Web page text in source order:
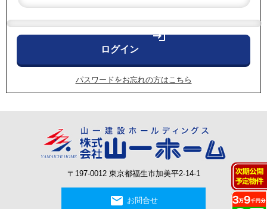
login
パスワードをお忘れの方はこちら
〒197-0012 東京都福生市加美平2-14-1
mail お問合せ